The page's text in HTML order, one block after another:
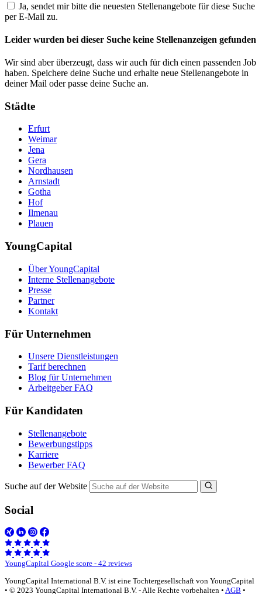
Ja, sendet mir bitte die neuesten Stellenangebote für diese Suche
per E-Mail zu.
Leider wurden bei dieser Suche keine Stellenanzeigen gefunden
Wir sind aber überzeugt, dass wir auch für dich einen passenden Job
haben. Speichere deine Suche und erhalte neue Stellenangebote in
deiner Mail oder passe deine Suche an.
Städte
Erfurt
Weimar
Jena
Gera
Nordhausen
Arnstadt
Gotha
Hof
Ilmenau
Plauen
YoungCapital
Über YoungCapital
Interne Stellenangebote
Presse
Partner
Kontakt
Für Unternehmen
Unsere Dienstleistungen
Tarif berechnen
Blog für Unternehmen
Arbeitgeber FAQ
Für Kandidaten
Stellenangebote
Bewerbungstipps
Karriere
Bewerber FAQ
Suche auf der Website
Social
YoungCapital Google score - 42 reviews
YoungCapital International B.V. ist eine Tochtergesellschaft von YoungCapital
• © 2023 YoungCapital International B.V. - Alle Rechte vorbehalten • AGB •